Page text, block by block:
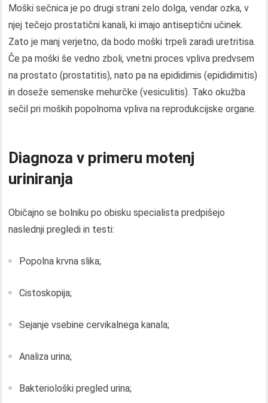
Moški sečnica je po drugi strani zelo dolga, vendar ozka, v
njej tečejo prostatični kanali, ki imajo antiseptični učinek.
Zato je manj verjetno, da bodo moški trpeli zaradi uretritisa.
Če pa moški še vedno zboli, vnetni proces vpliva predvsem
na prostato (prostatitis), nato pa na epididimis (epididimitis)
in doseže semenske mehurčke (vesiculitis). Tako okužba
sečil pri moških popolnoma vpliva na reprodukcijske organe.
Diagnoza v primeru motenj
uriniranja
Običajno se bolniku po obisku specialista predpišejo
naslednji pregledi in testi:
Popolna krvna slika;
Cistoskopija;
Sejanje vsebine cervikalnega kanala;
Analiza urina;
Bakteriološki pregled urina;